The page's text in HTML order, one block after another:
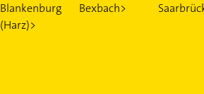
Blankenburg
(Harz)>
Bexbach>